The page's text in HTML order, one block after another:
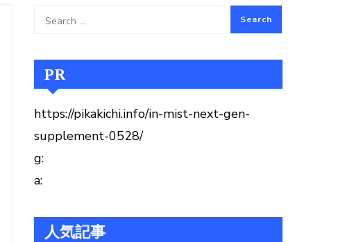
PR
https://pikakichi.info/in-mist-next-gen-
supplement-0528/
g:
a:
人気記事